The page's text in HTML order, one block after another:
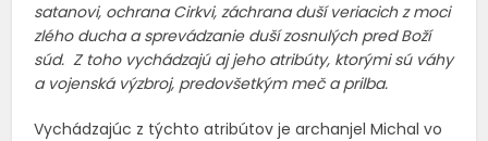
satanovi, ochrana Cirkvi, záchrana duší veriacich z moci
zlého ducha a sprevádzanie duší zosnulých pred Boží
súd. Z toho vychádzajú aj jeho atribúty, ktorými sú váhy
a vojenská výzbroj, predovšetkým meč a prilba.
Vychádzajúc z týchto atribútov je archanjel Michal vo